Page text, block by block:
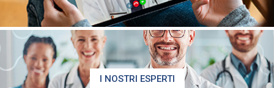
I NOSTRI ESPERTI